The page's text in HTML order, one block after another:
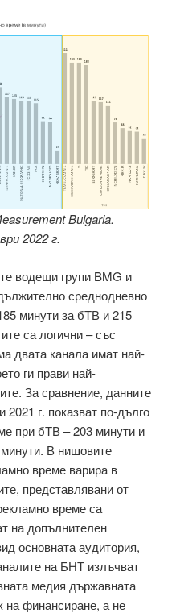
Bulgaria.
2022 г.
водещи групи BMG и
среднодневно
минути за бТВ и 215
са логични – със
двата канала имат най-
ги прави най-
За сравнение, данните
г. показват по-дълго
при бТВ – 203 минути и
В нишовите
време варира в
представлявани от
време са
на допълнителен
основната аудитория,
на БНТ излъчват
медия държавната
на финансиране, а не